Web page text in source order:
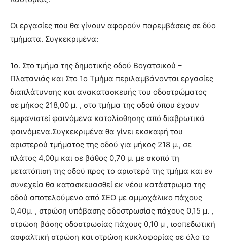
Οι εργασίες που θα γίνουν αφορούν παρεμβάσεις σε δύο
τμήματα. Συγκεκριμένα:
1ο. Στο τμήμα της δημοτικής οδού Βογατσικού –
Πλατανιάς και Στο 1ο Τμήμα περιλαμβάνονται εργασίες
διαπλάτυνσης και ανακατασκευής του οδοστρώματος
σε μήκος 218,00 μ. , στο τμήμα της οδού όπου έχουν
εμφανιστεί φαινόμενα κατολίσθησης από διαβρωτικά
φαινόμενα.Συγκεκριμένα θα γίνει εκσκαφή του
αριστερού τμήματος της οδού για μήκος 218 μ., σε
πλάτος 4,00μ και σε βάθος 0,70 μ. με σκοπό τη
μετατόπιση της οδού προς το αριστερό της τμήμα και εν
συνεχεία θα κατασκευασθεί εκ νέου κατάστρωμα της
οδού αποτελούμενο από ΣΕΟ με αμμοχάλικο πάχους
0,40μ. , στρώση υπόβασης οδοστρωσίας πάχους 0,15 μ. ,
στρώση βάσης οδοστρωσίας πάχους 0,10 μ , ισοπεδωτική
ασφαλτική στρώση και στρώση κυκλοφορίας σε όλο το